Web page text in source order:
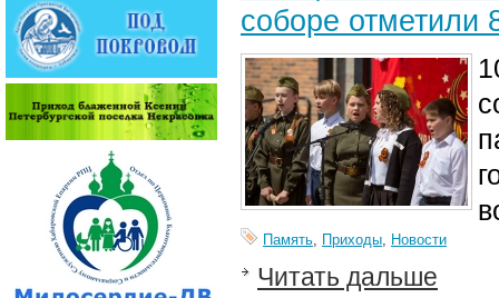
соборе отметили
Память, Приходы, Новости
Читать дальше